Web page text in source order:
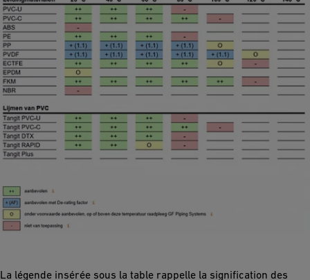
La légende insérée sous la table rappelle la signification des